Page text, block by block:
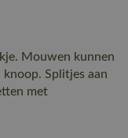
Mouwen kunnen
Splitjes aan
met